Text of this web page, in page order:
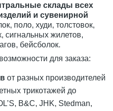
склады всех
и сувенирной
поло, худи, толстовок,
сигнальных жилетов,
бейсболок.
для заказа:
от разных производителей
трикотажей до
B&C, JHK, Stedman,